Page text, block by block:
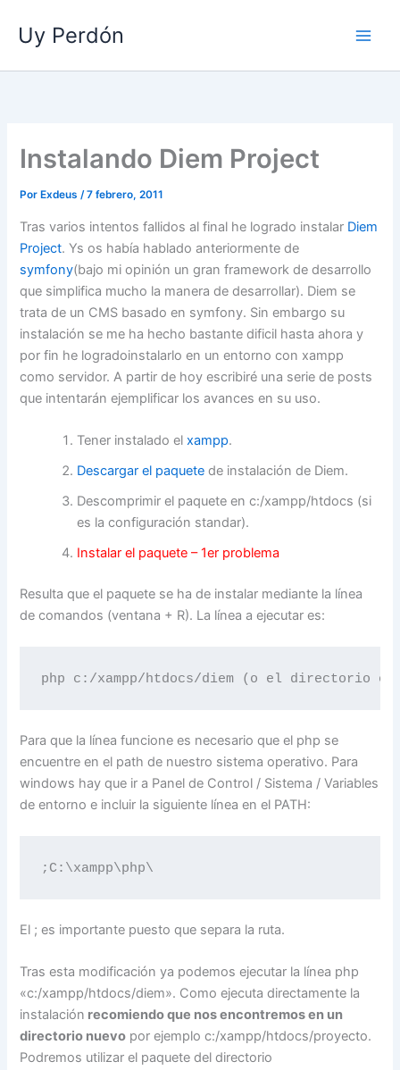
contenido
Uy Perdón
Instalando Diem Project
Por Exdeus/7 febrero, 2011
Tras varios intentos fallidos al final he logrado instalar Diem
Project. Ys os había hablado anteriormente de
symfony(bajo mi opinión un gran framework de desarrollo
que simplifica mucho la manera de desarrollar). Diem se
trata de un CMS basado en symfony. Sin embargo su
instalación se me ha hecho bastante dificil hasta ahora y
por fin he logradoinstalarlo en un entorno con xampp
como servidor. A partir de hoy escribiré una serie de posts
que intentarán ejemplificar los avances en su uso.
Tener instalado elxampp.
Descargar el paquete de instalación de Diem.
Descomprimir el paquete en c:/xampp/htdocs (si
es la configuración standar).
Instalar el paquete – 1er problema
Resulta que el paquete se ha de instalar mediante la línea
de comandos (ventana + R). La línea a ejecutar es:
Para que la línea funcione es necesario que el php se
encuentre en el path de nuestro sistema operativo. Para
windows hay que ir a Panel de Control / Sistema / Variables
de entorno e incluir la siguiente línea en el PATH:
El ; es importante puesto que separa la ruta.
Tras esta modificación ya podemos ejecutar la línea php
«c:/xampp/htdocs/diem». Como ejecuta directamente la
instalación recomiendo que nos encontremos en un
directorio nuevo por ejemplo c:/xampp/htdocs/proyecto.
Podremos utilizar el paquete del directorio